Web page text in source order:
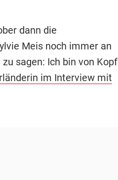
dann die
Meis noch immer an
sagen: Ich bin von Kopf
im Interview mit